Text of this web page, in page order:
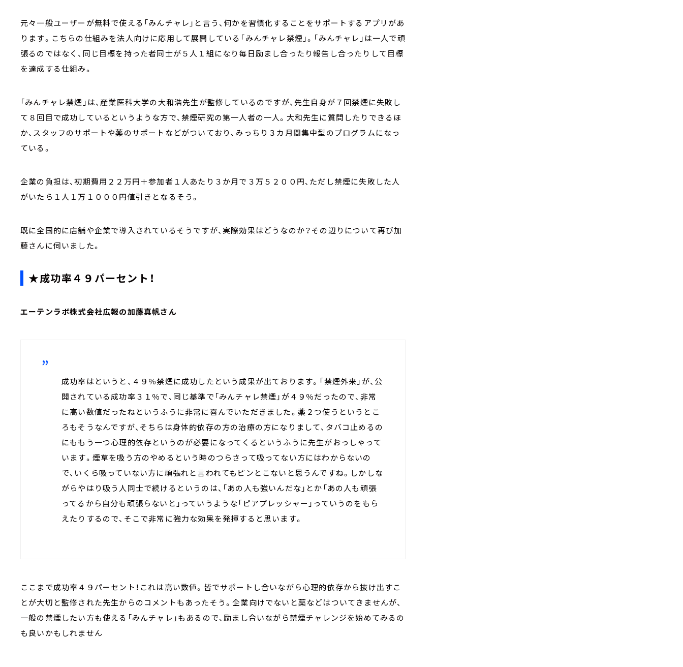
元々一般ユーザーが無料で使える「みんチャレ」と言う、何かを習慣化することをサポートするアプリがあ
ります。こちらの仕組みを法人向けに応用して展開している「みんチャレ禁煙」。「みんチャレ」は一人で頑
張るのではなく、同じ目標を持った者同士が５人１組になり毎日励まし合ったり報告し合ったりして目標
を達成する仕組み。
「みんチャレ禁煙」は、産業医科大学の大和浩先生が監修しているのですが、先生自身が７回禁煙に失敗し
て８回目で成功しているというような方で、禁煙研究の第一人者の一人。大和先生に質問したりできるほ
か、スタッフのサポートや薬のサポートなどがついており、みっちり３カ月間集中型のプログラムになっ
ている。
企業の負担は、初期費用２２万円＋参加者１人あたり３か月で３万５２００円、ただし禁煙に失敗した人
がいたら１人１万１０００円値引きとなるそう。
既に全国的に店舗や企業で導入されているそうですが、実際効果はどうなのか？その辺りについて再び加
藤さんに伺いました。
★成功率４９パーセント！
エーテンラボ株式会社広報の加藤真帆さん
成功率はというと、４９％禁煙に成功したという成果が出ております。「禁煙外来」が、公
開されている成功率３１％で、同じ基準で「みんチャレ禁煙」が４９％だったので、非常
に高い数値だったねというふうに非常に喜んでいただきました。薬２つ使うというとこ
ろもそうなんですが、そちらは身体的依存の方の治療の方になりまして、タバコ止めるの
にももう一つ心理的依存というのが必要になってくるというふうに先生がおっしゃって
います。煙草を吸う方のやめるという時のつらさって吸ってない方にはわからないの
で、いくら吸っていない方に頑張れと言われてもピンとこないと思うんですね。しかしな
がらやはり吸う人同士で続けるというのは、「あの人も強いんだな」とか「あの人も頑張
ってるから自分も頑張らないと」っていうような「ピアプレッシャー」っていうのをもら
えたりするので、そこで非常に強力な効果を発揮すると思います。
ここまで成功率４９パーセント！これは高い数値。皆でサポートし合いながら心理的依存から抜け出すこ
とが大切と監修された先生からのコメントもあったそう。企業向けでないと薬などはついてきませんが、
一般の禁煙したい方も使える「みんチャレ」もあるので、励まし合いながら禁煙チャレンジを始めてみるの
も良いかもしれません